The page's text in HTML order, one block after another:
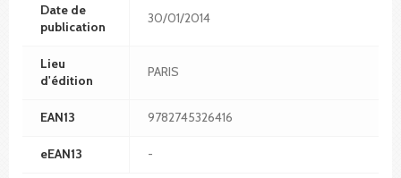
Date de
publication
30/01/2014
Lieu
d'édition
PARIS
EAN13 9782745326416
eEAN13 -